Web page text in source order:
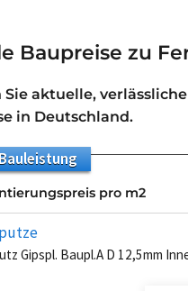
Baupreise zu
aktuelle,
in Deutschland.
pro m2
Gipspl. Baupl.A D 12,5mm